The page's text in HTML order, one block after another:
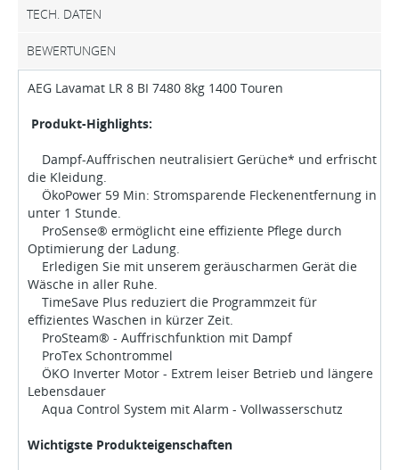
TECH. DATEN
BEWERTUNGEN
AEG Lavamat LR 8 BI 7480 8kg 1400 Touren
Produkt-Highlights:
Dampf-Auffrischen neutralisiert Gerüche* und erfrischt
die Kleidung.
ÖkoPower 59 Min: Stromsparende Fleckenentfernung in
unter 1 Stunde.
ProSense® ermöglicht eine effiziente Pflege durch
Optimierung der Ladung.
Erledigen Sie mit unserem geräuscharmen Gerät die
Wäsche in aller Ruhe.
TimeSave Plus reduziert die Programmzeit für
effizientes Waschen in kürzer Zeit.
ProSteam® - Auffrischfunktion mit Dampf
ProTex Schontrommel
ÖKO Inverter Motor - Extrem leiser Betrieb und längere
Lebensdauer
Aqua Control System mit Alarm - Vollwasserschutz
Wichtigste Produkteigenschaften